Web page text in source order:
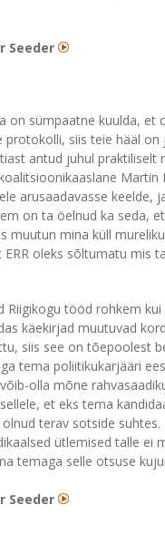
Seeder
on sümpaatne kuulda,
protokolli, siis teie hääl
antud juhul
arusaadavasse
on ta öelnud ka
muutun mina küll
oleks sõltumatu mis
Riigikogu tööd rohkem
käekirjad muutuvad
siis see on tõepoolest
tema poliitikukarjääri
olla mõne
et eks tema
terav sotside
ütlemised talle ei
temaga selle otsuse
Seeder